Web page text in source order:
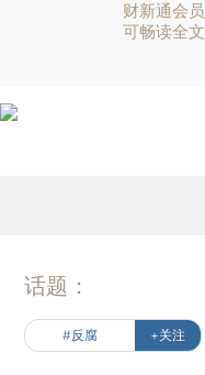
财新通会员
可畅读全文
话题：
#反腐 +关注